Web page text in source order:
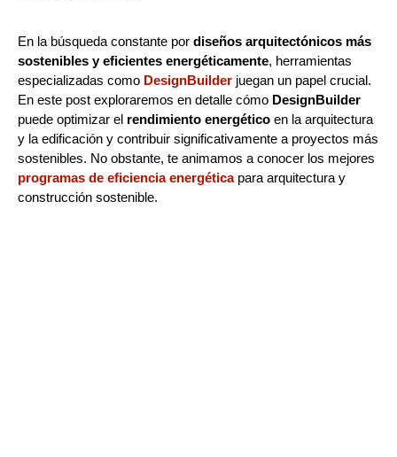
En la búsqueda constante por diseños arquitectónicos más
sostenibles y eficientes energéticamente, herramientas
especializadas como DesignBuilder juegan un papel crucial.
En este post exploraremos en detalle cómo DesignBuilder
puede optimizar el rendimiento energético en la arquitectura
y la edificación y contribuir significativamente a proyectos más
sostenibles. No obstante, te animamos a conocer los mejores
programas de eficiencia energéticapara arquitectura y
construcción sostenible.